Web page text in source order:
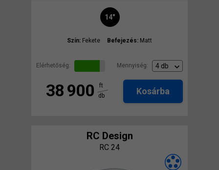
14"
Szín: Fekete Befejezés: Matt
Elérhetőség: Mennyiség:
38 900
ft
db
Kosárba
RC Design
RC 24